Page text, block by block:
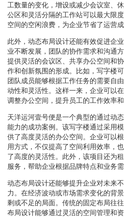
工数量的变化，增设或减少会议室、
公区和灵活分隔的工作站可以最大限
空间的空闲浪费，为企业节省了运营成
此外，动态布局设计还能有效促进企
业不断发展，团队的协作需求和沟通
提供灵活的会议区、共享办公空间和
作和创新氛围的形成。比如，写字楼
团队成员能够根据工作任务的需要自
动性和灵活性。这样一来，企业可以
调整办公空间，提升员工的工作效率和
天洋运河壹号便是一个典型的通过动
能力的成功案例。该写字楼通过采用
供了高度灵活的办公空间。企业可以
用方式，不仅提高了空间利用效率，
了高度的灵活性。此外，该项目还为
服务，帮助企业根据品牌特点和业务
动态布局设计还能够提升企业对未来
力。在经济波动或市场需求变化的背
剩或不足的局面。传统的固定布局往
布局设计能够通过灵活的空间管理和